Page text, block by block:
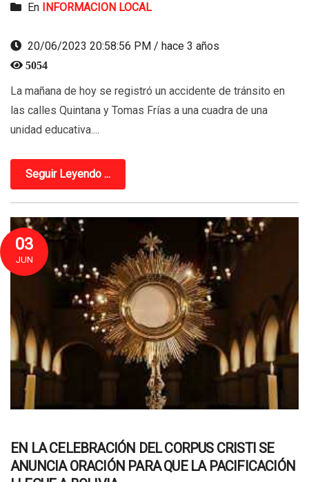
En
INFORMACION LOCAL
20/06/2023 20:58:56 PM / hace 3 años
5054
La mañana de hoy se registró un accidente de tránsito en
las calles Quintana y Tomas Frías a una cuadra de una
unidad educativa....
Seguir Leyendo ...
03
JUN
EN LA CELEBRACIÓN DEL CORPUS CRISTI SE
ANUNCIA ORACIÓN PARA QUE LA PACIFICACIÓN